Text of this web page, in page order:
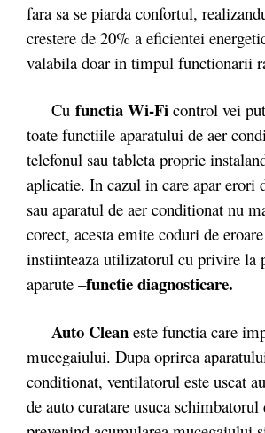
fara sa se piarda confortul,
crestere de 20% a eficientei
valabila doar in timpul functionarii
Cu functia Wi-Fi control vei
toate functiile aparatului de aer
telefonul sau tableta proprie
aplicatie. In cazul in care apar erori
sau aparatul de aer conditionat nu
corect, acesta emite coduri de
instiinteaza utilizatorul cu privire la
aparute –functie diagnosticare.
Auto Clean este functia care
mucegaiului. Dupa oprirea
conditionat, ventilatorul este uscat
de auto curatare usuca schimbatorul